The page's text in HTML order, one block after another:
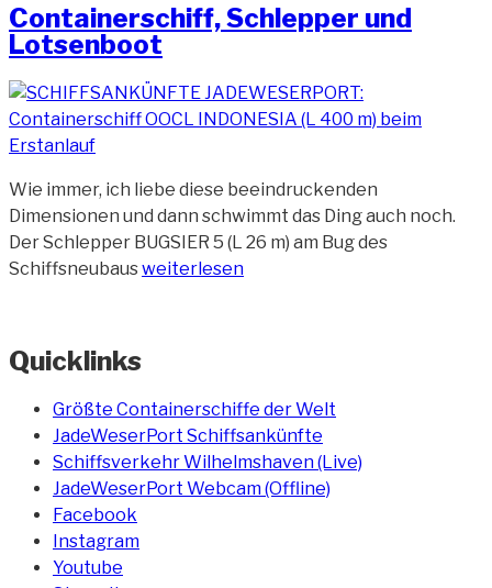
Containerschiff, Schlepper und
Lotsenboot
Wie immer, ich liebe diese beeindruckenden
Dimensionen und dann schwimmt das Ding auch noch.
Der Schlepper BUGSIER 5 (L 26 m) am Bug des
Schiffsneubaus„Containerschiff,
weiterlesen
Quicklinks
Größte Containerschiffe der Welt
JadeWeserPort Schiffsankünfte
Schiffsverkehr Wilhelmshaven (Live)
JadeWeserPort Webcam (Offline)
Facebook
Instagram
Youtube